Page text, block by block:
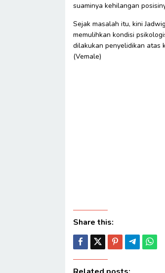
suaminya kehilangan
Sejak masalah itu, kini
memulihkan kondisi
dilakukan penyelidikan atas
(Vemale)
Share this: